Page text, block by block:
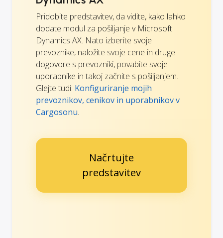
Pridobite predstavitev, da vidite, kako lahko
dodate modul za pošiljanje v Microsoft
Dynamics AX. Nato izberite svoje
prevoznike, naložite svoje cene in druge
dogovore s prevozniki, povabite svoje
uporabnike in takoj začnite s pošiljanjem.
Glejte tudi: Konfiguriranje mojih
prevoznikov, cenikov in uporabnikov v
Cargosonu.
Načrtujte
predstavitev